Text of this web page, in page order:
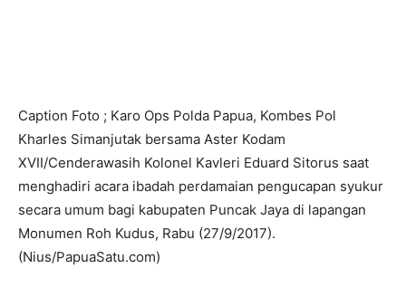
Caption Foto ; Karo Ops Polda Papua, Kombes Pol
Kharles Simanjutak bersama Aster Kodam
XVII/Cenderawasih Kolonel Kavleri Eduard Sitorus saat
menghadiri acara ibadah perdamaian pengucapan syukur
secara umum bagi kabupaten Puncak Jaya di lapangan
Monumen Roh Kudus, Rabu (27/9/2017).
(Nius/PapuaSatu.com)